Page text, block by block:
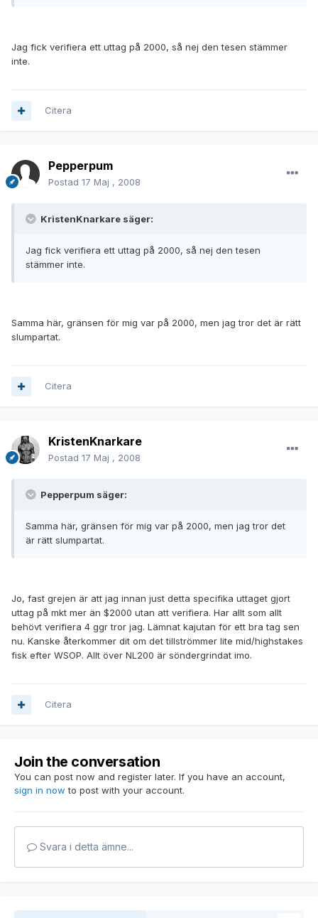
Jag fick verifiera ett uttag på 2000, så nej den tesen stämmer
inte.
Citera
Pepperpum
Postad 17 Maj , 2008
KristenKnarkare säger:
Jag fick verifiera ett uttag på 2000, så nej den tesen
stämmer inte.
Samma här, gränsen för mig var på 2000, men jag tror det är rätt
slumpartat.
Citera
KristenKnarkare
Postad 17 Maj , 2008
Pepperpum säger:
Samma här, gränsen för mig var på 2000, men jag tror det
är rätt slumpartat.
Jo, fast grejen är att jag innan just detta specifika uttaget gjort
uttag på mkt mer än $2000 utan att verifiera. Har allt som allt
behövt verifiera 4 ggr tror jag. Lämnat kajutan för ett bra tag sen
nu. Kanske återkommer dit om det tillströmmer lite mid/highstakes
fisk efter WSOP. Allt över NL200 är söndergrindat imo.
Citera
Join the conversation
You can post now and register later. If you have an account,
sign in now to post with your account.
Svara i detta ämne...